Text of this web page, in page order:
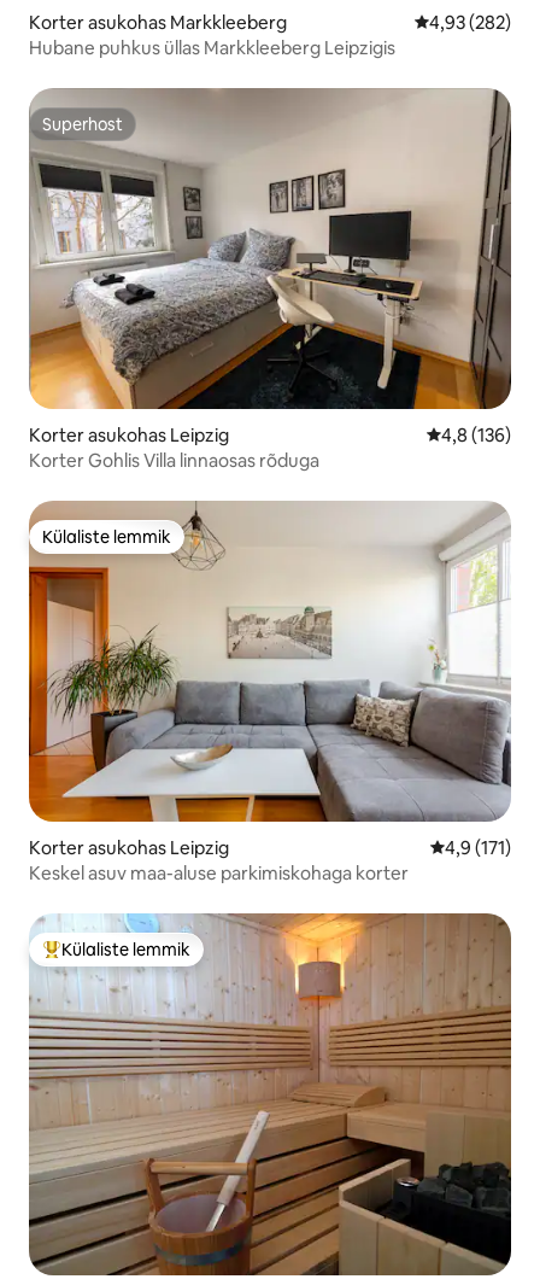
Korter asukohas Markkleeberg Keskmine
4,93 (282)
Hubane puhkus üllas Markkleeberg Leipzigis
Superhost
Superhost
Korter asukohas Leipzig Keskmine
4,8 (136)
Korter Gohlis Villa linnaosas rõduga
Külaliste lemmik
Külaliste lemmik
Korter asukohas Leipzig Keskmine
4,9 (171)
Keskel asuv maa-aluse parkimiskohaga korter
Külaliste suur lemmik
Külaliste lemmik